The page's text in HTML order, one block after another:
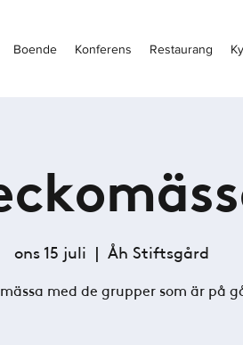
Boende Konferens Restaurang
ons 15 juli
  |
Åh Stiftsgård
med de grupper som är på